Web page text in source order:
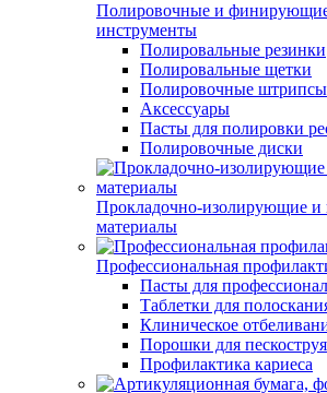
Полировочные и
инструменты
Полировальные резинки
Полировальные щетки
Полировочные штрипсы
Аксессуары
Пасты для полировки
Полировочные диски
Прокладочно-изолирующие и
материалы
Профессиональная
Пасты для
Таблетки для
Клиническое
Порошки для пескоструя
Профилактика кариеса